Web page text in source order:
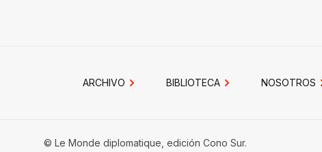
ARCHIVO BIBLIOTECA NOSOTROS
© Le Monde diplomatique, edición Cono Sur.